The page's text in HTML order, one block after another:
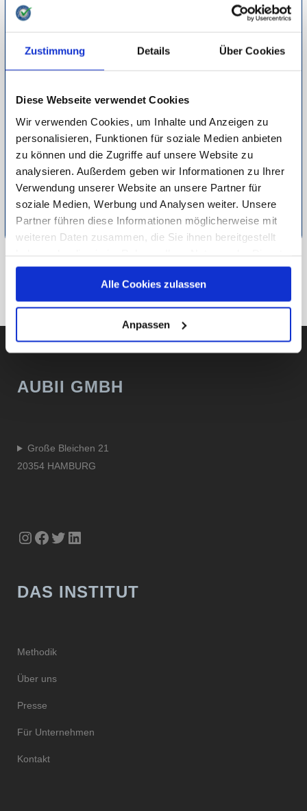
Zustimmung Details Über Cookies
Diese Webseite verwendet Cookies
Wir verwenden Cookies, um Inhalte und Anzeigen zu
personalisieren, Funktionen für soziale Medien anbieten
zu können und die Zugriffe auf unsere Website zu
analysieren. Außerdem geben wir Informationen zu Ihrer
Verwendung unserer Website an unsere Partner für
soziale Medien, Werbung und Analysen weiter. Unsere
Partner führen diese Informationen möglicherweise mit
weiteren Daten zusammen, die Sie ihnen bereitgestellt
gesammelt haben.
Unsere Datenschutzerklärung finden siehier.
Alle Cookies zulassen
Anpassen
Konzepte. Während die einen Videos erstellen, durch die Sie
Videos einsenden und bekommen zu Ihren Problemen oder
Ausführungen Feedback sowie einen Trainingsplan. Manche
Antworten, Theorie- sowie Praxisvideos und alles, was es
rund um eine gelungene Ausbildung braucht. Was dabei
immer im Mittelpunkt steht: Artgerechte Methoden und
Praktiken, sodass Pferd und Reiter zusammen Spaß am
Sport haben.
Detaillierte Informationen zur Durchführung unserer Studien
finden Sie unterMethodik.
ZU FREIZEIT & HOBBY
ZUR ÜBERSICHT
AUBII GMBH
Große Bleichen 21
20354 HAMBURG
Instagram
Facebook
Twitter
LinkedIn
DAS INSTITUT
Methodik
Über uns
Presse
Für Unternehmen
Kontakt